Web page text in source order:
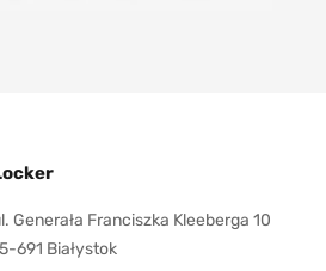
Generała Franciszka Kleeberga 10
691 Białystok